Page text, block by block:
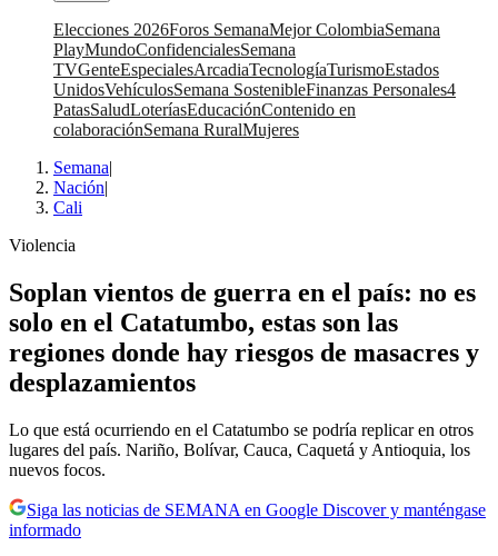
Elecciones 2026Foros SemanaMejor ColombiaSemana
PlayMundoConfidencialesSemana
TVGenteEspecialesArcadiaTecnologíaTurismoEstados
UnidosVehículosSemana SostenibleFinanzas Personales4
PatasSaludLoteríasEducaciónContenido en
colaboraciónSemana RuralMujeres
Semana|
Nación|
Cali
Violencia
Soplan vientos de guerra en el país: no es
solo en el Catatumbo, estas son las
regiones donde hay riesgos de masacres y
desplazamientos
Lo que está ocurriendo en el Catatumbo se podría replicar en otros
lugares del país. Nariño, Bolívar, Cauca, Caquetá y Antioquia, los
nuevos focos.
Siga las noticias de SEMANA en Google Discover y manténgase
informado